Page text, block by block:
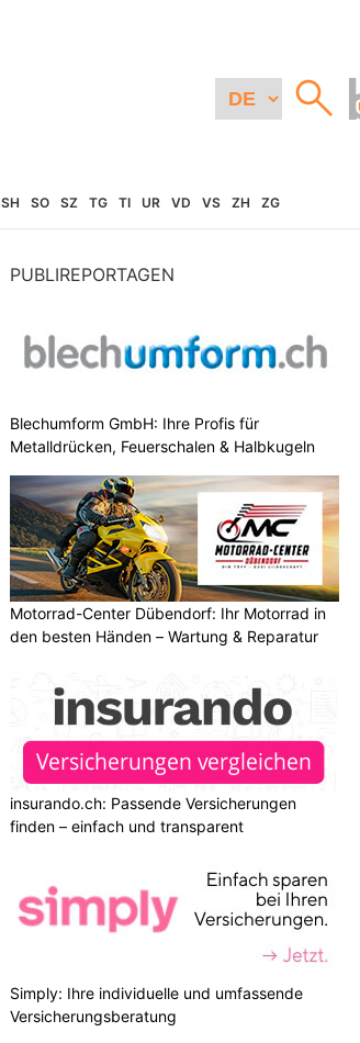
SH SO SZ TG TI UR VD VS ZH ZG
PUBLIREPORTAGEN
Blechumform GmbH: Ihre Profis für
Metalldrücken, Feuerschalen & Halbkugeln
Motorrad-Center Dübendorf: Ihr Motorrad in
den besten Händen – Wartung & Reparatur
insurando.ch: Passende Versicherungen
finden – einfach und transparent
Simply: Ihre individuelle und umfassende
Versicherungsberatung